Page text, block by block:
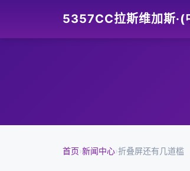
5357CC拉斯维加斯·(
首页›新闻中心›折叠屏还有几道槛